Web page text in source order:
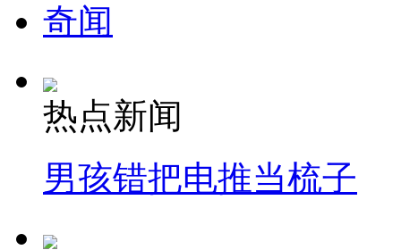
奇闻
热点新闻
男孩错把电推当梳子